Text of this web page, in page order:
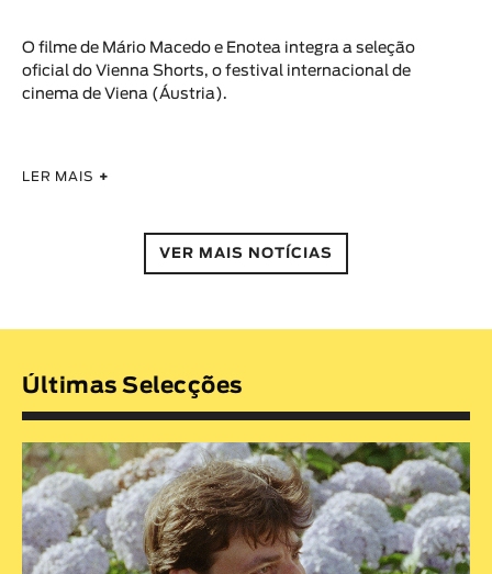
O filme de Mário Macedo e Enotea integra a seleção
oficial do Vienna Shorts, o festival internacional de
cinema de Viena (Áustria).
LER MAIS +
VER MAIS NOTÍCIAS
Últimas Selecções